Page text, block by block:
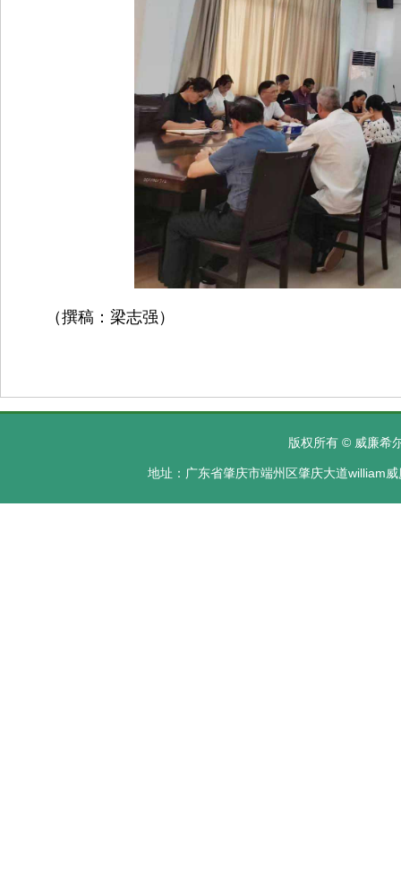
（撰稿：梁志强）
版权所有 © 威廉希
地址：广东省肇庆市端州区肇庆大道william